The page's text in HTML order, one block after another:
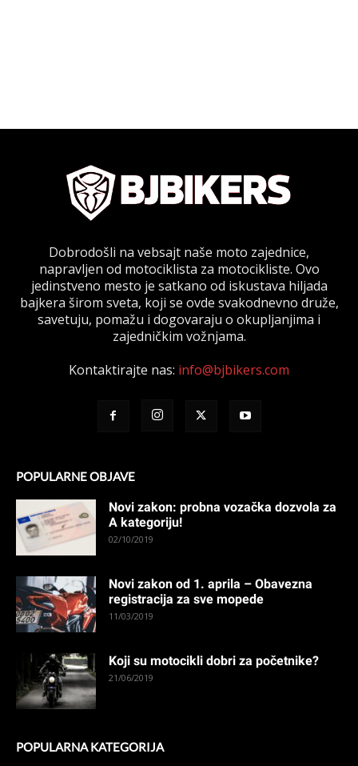
Dobrodošli na vebsajt naše moto zajednice,
napravljen od motociklista za motocikliste. Ovo
jedinstveno mesto je satkano od iskustava hiljada
bajkera širom sveta, koji se ovde svakodnevno druže,
savetuju, pomažu i dogovaraju o okupljanjima i
zajedničkim vožnjama.
Kontaktirajte nas: info@bjbikers.com
POPULARNE OBJAVE
Novi zakon: probna vozačka dozvola za
A kategoriju!
02/10/2019
Novi zakon od 1. aprila – Obavezna
registracija za sve mopede
11/03/2019
Koji su motocikli dobri za početnike?
21/06/2019
POPULARNA KATEGORIJA